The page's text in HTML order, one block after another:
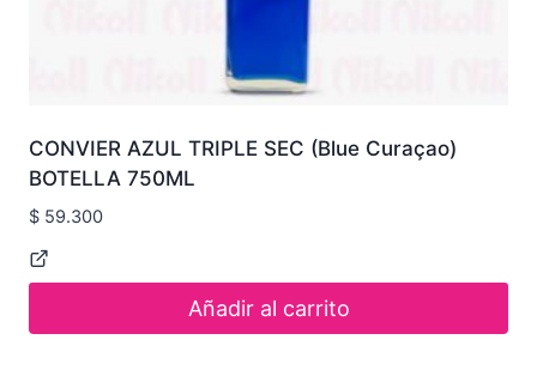
CONVIER AZUL TRIPLE SEC (Blue Curaçao)
BOTELLA 750ML
$ 59.300
Añadir al carrito